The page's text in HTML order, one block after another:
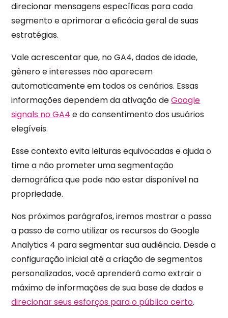
direcionar mensagens específicas para cada
segmento e aprimorar a eficácia geral de suas
estratégias.
Vale acrescentar que, no GA4, dados de idade,
gênero e interesses não aparecem
automaticamente em todos os cenários. Essas
informações dependem da ativação deGoogle
signals no GA4 e do consentimento dos usuários
elegíveis.
Esse contexto evita leituras equivocadas e ajuda o
time a não prometer uma segmentação
demográfica que pode não estar disponível na
propriedade.
Nos próximos parágrafos, iremos mostrar o passo
a passo de como utilizar os recursos do Google
Analytics 4 para segmentar sua audiência. Desde a
configuração inicial até a criação de segmentos
personalizados, você aprenderá como extrair o
máximo de informações de sua base de dados e
direcionar seus esforços para o público certo.